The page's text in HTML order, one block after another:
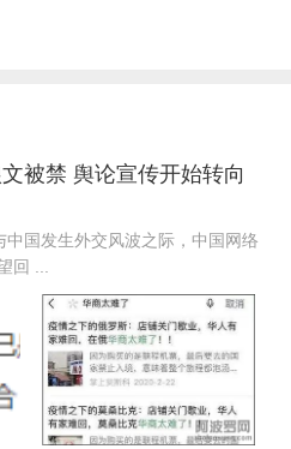
被禁 舆论宣传开始转向
国发生外交风波之际，中国网络
回 ...